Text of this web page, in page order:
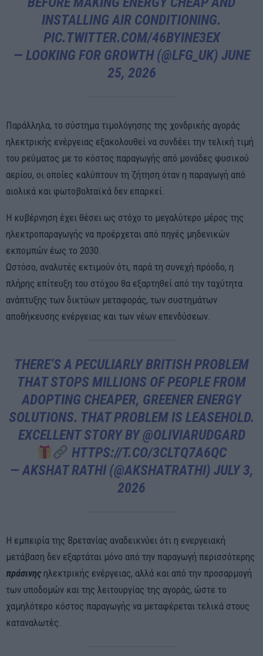
INSTALLING AIR CONDITIONING.
PIC.TWITTER.COM/46BYINE3EX
— LOOKING FOR GROWTH (@LFG_UK) JUNE
25, 2026
Παράλληλα, το σύστημα τιμολόγησης της χονδρικής αγοράς
ηλεκτρικής ενέργειας εξακολουθεί να συνδέει την τελική τιμή
του ρεύματος με το κόστος παραγωγής από μονάδες φυσικού
αερίου, οι οποίες καλύπτουν τη ζήτηση όταν η παραγωγή από
αιολικά και φωτοβολταϊκά δεν επαρκεί.
Η κυβέρνηση έχει θέσει ως στόχο το μεγαλύτερο μέρος της
ηλεκτροπαραγωγής να προέρχεται από πηγές μηδενικών
εκπομπών έως το 2030.
Ωστόσο, αναλυτές εκτιμούν ότι, παρά τη συνεχή πρόοδο, η
πλήρης επίτευξη του στόχου θα εξαρτηθεί από την ταχύτητα
ανάπτυξης των δικτύων μεταφοράς, των συστημάτων
αποθήκευσης ενέργειας και των νέων επενδύσεων.
THERE’S A PECULIARLY BRITISH PROBLEM
THAT STOPS MILLIONS OF PEOPLE FROM
ADOPTING CHEAPER, GREENER ENERGY
SOLUTIONS. THAT PROBLEM IS LEASEHOLD.
EXCELLENT STORY BY@OLIVIARUDGARD
HTTPS://T.CO/3CLTQ7A6QC
— AKSHAT RATHI (@AKSHATRATHI) JULY 3,
2026
Η εμπειρία της Βρετανίας αναδεικνύει ότι η ενεργειακή
μετάβαση δεν εξαρτάται μόνο από την παραγωγή περισσότερης
πράσινης ηλεκτρικής ενέργειας, αλλά και από την προσαρμογή
των υποδομών και της λειτουργίας της αγοράς, ώστε το
χαμηλότερο κόστος παραγωγής να μεταφέρεται τελικά στους
καταναλωτές.